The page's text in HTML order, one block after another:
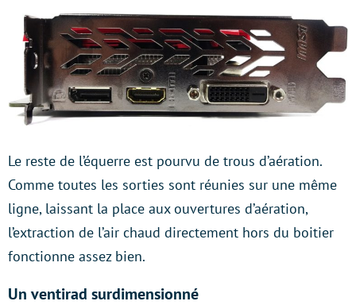
Le reste de l’équerre est pourvu de trous d’aération.
Comme toutes les sorties sont réunies sur une même
ligne, laissant la place aux ouvertures d’aération,
l’extraction de l’air chaud directement hors du boitier
fonctionne assez bien.
Un ventirad surdimensionné